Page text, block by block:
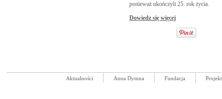
ponieważ ukończyli 25. rok życia.
Dowiedz się więcej
Aktualności Anna Dymna Fundacja